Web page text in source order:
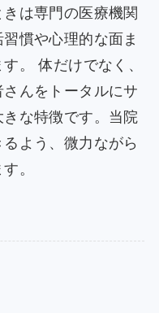
は専門の医療機関
慣や心理的な面ま
。 体だけでなく、
んをトータルにサ
な特徴です。当院
よう、微力ながら
。